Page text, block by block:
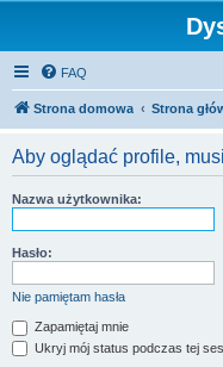
FAQ
Strona domowa Strona
Aby oglądać profile,
Nazwa użytkownika:
Hasło:
Nie pamiętam hasła
Zapamiętaj mnie
Ukryj mój status podczas tej